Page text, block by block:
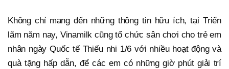
Không chỉ mang đến những thông tin hữu ích, tại Triển
lãm năm nay, Vinamilk cũng tổ chức sân chơi cho trẻ em
nhân ngày Quốc tế Thiếu nhi 1/6 với nhiều hoạt động và
quà tặng hấp dẫn, để các em có những giờ phút giải trí